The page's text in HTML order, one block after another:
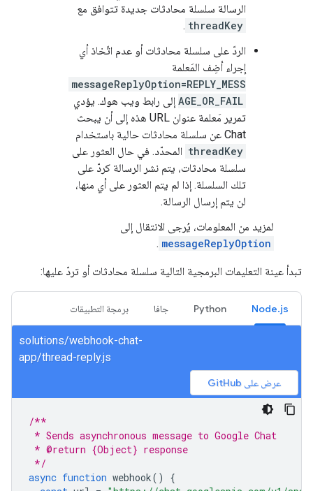
الرسالة سلسلة محادثات جديدة تتوافق مع
threadKey
.
الردّ على سلسلة محادثات أو عدم اتّخاذ أي
إجراء أضِف المَعلمة
messageReplyOption=REPLY_MESS
AGE_OR_FAIL إلى رابط ويب هوك. يؤدي
تمرير مَعلمة عنوان URL هذه إلى أن يبحث
Chat عن سلسلة محادثات حالية باستخدام
threadKey المحدّد. في حال العثور على
سلسلة محادثات، يتم نشر الرسالة كردّ على
تلك السلسلة. إذا لم يتم العثور على أي منها،
لن يتم إرسال الرسالة.
لمزيد من المعلومات، يُرجى الانتقال إلى
messageReplyOption
.
تبدأ عينة التعليمات البرمجية التالية سلسلة محادثات أو تردّ عليها:
Node.js
Python جافا برمجة التطبيقات
solutions/webhook-chat-
app/thread-reply.js
عرض على GitHub
/**
* Sends asynchronous message to Google Chat
* @return {Object} response
*/
async function webhook()
{